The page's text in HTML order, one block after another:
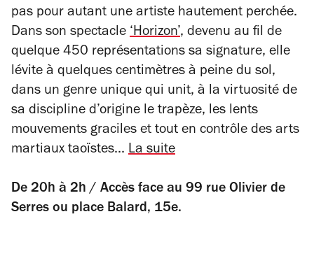
pas pour autant une artiste hautement perchée.
Dans son spectacle ‘Horizon’, devenu au fil de
quelque 450 représentations sa signature, elle
lévite à quelques centimètres à peine du sol,
dans un genre unique qui unit, à la virtuosité de
sa discipline d’origine le trapèze, les lents
mouvements graciles et tout en contrôle des arts
martiaux taoïstes... La suite
De 20h à 2h / Accès face au 99 rue Olivier de
Serres ou place Balard, 15e.